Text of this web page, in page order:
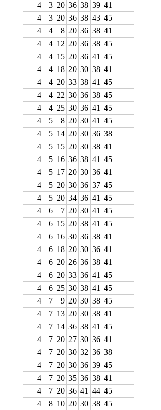
4
3 20 36 38 39 41
4
3 20 36 38 43 45
4
4 8 20 36 38 41
4
4 12 20 36 38 45
4
4 15 20 36 41 45
4
4 18 20 30 38 41
4
4 20 33 38 41 45
4
4 22 30 36 38 45
4
4 25 30 36 41 45
4
5 8 20 30 41 45
4
5 14 20 30 36 38
4
5 15 20 30 38 41
4
5 16 36 38 41 45
4
5 17 20 30 36 41
4
5 20 30 36 37 45
4
5 20 34 36 41 45
4
6 7 20 30 41 45
4
6 15 20 38 41 45
4
6 16 30 36 38 41
4
6 18 20 30 36 41
4
6 20 26 36 38 41
4
6 20 33 36 41 45
4
6 25 30 38 41 45
4
7 9 20 30 38 45
4
7 13 20 30 38 41
4
7 14 36 38 41 45
4
7 20 27 30 36 41
4
7 20 30 32 36 38
4
7 20 30 36 39 45
4
7 20 35 36 38 41
4
7 20 36 41 44 45
4
8 10 20 30 38 45